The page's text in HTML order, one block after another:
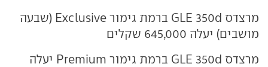
מרצדס GLE 350d ברמת גימור Exclusive (שבעה
מושבים) יעלה 645,000 שקלים
מרצדס GLE 350d ברמת גימור Premium יעלה